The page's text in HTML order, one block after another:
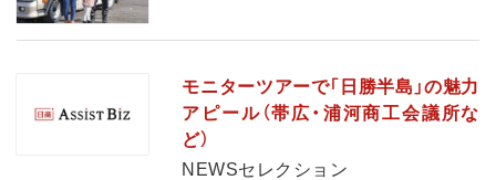
モニターツアーで「日勝半島」の魅力
アピール（帯広・浦河商工会議所な
ど）
NEWSセレクション